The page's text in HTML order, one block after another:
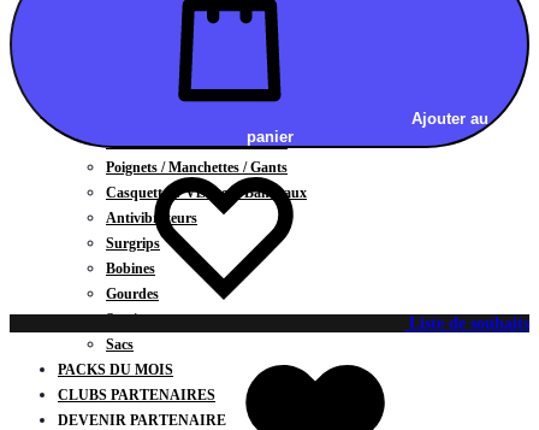
Shorts
CARTES CADEAUX
Chaussettes / Sous-vêtements
Poignets / Manchettes / Gants
Casquettes / Visières / Bandeaux
Antivibrateurs
Surgrips
Bobines
Gourdes
Serviettes
Sacs
PACKS DU MOIS
CLUBS PARTENAIRES
DEVENIR PARTENAIRE
Ajouter au
panier
Liste de souhaits